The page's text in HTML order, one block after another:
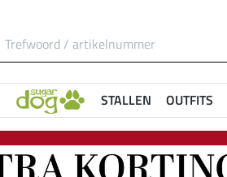
STALLEN OUTFITS